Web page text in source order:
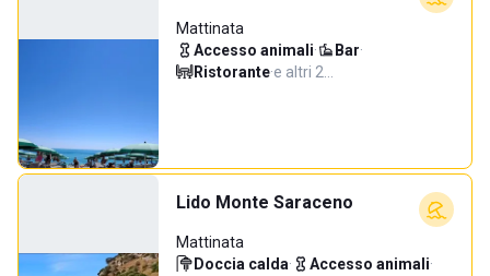
Mattinata
Accesso animali· Bar·
Ristorante·e altri 2…
Lido Monte Saraceno
Mattinata
Doccia calda· Accesso animali·